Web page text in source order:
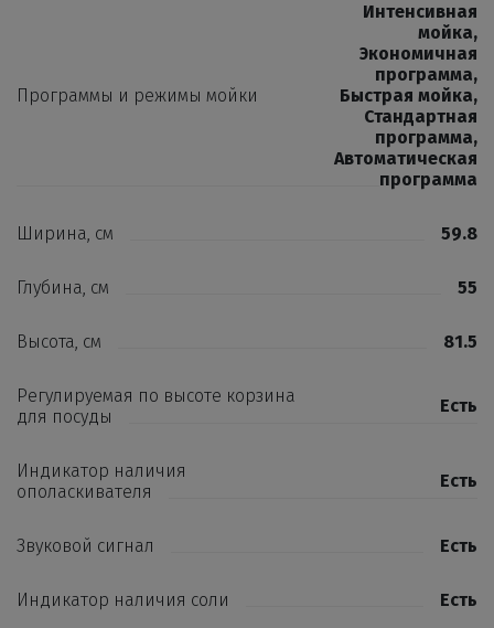
Программы и режимы мойки
Интенсивная
мойка,
Экономичная
программа,
Быстрая мойка,
Стандартная
программа,
Автоматическая
программа
Ширина, см 59.8
Глубина, см 55
Высота, см 81.5
Регулируемая по высоте корзина
для посуды
Есть
Индикатор наличия
ополаскивателя
Есть
Звуковой сигнал Есть
Индикатор наличия соли Есть